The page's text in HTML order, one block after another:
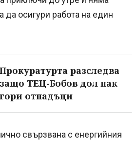
да осигури работа на един
Прокуратурта разследва
защо ТЕЦ-Бобов дол пак
гори отпадъци
свързвана с енергийния